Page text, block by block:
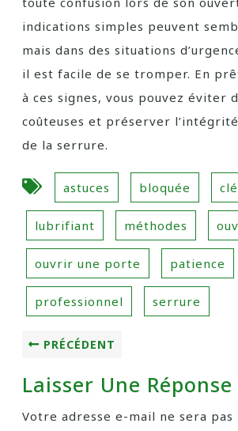
indications simples peuvent
mais dans des situations
il est facile de se tromper. En
à ces signes, vous pouvez éviter
coûteuses et préserver
de la serrure.
astuces bloquée clé
lubrifiant méthodes
ouvrir une porte patience
professionnel serrure
PRÉCÉDENT
Laisser Une Réponse
Votre adresse e-mail ne sera pas